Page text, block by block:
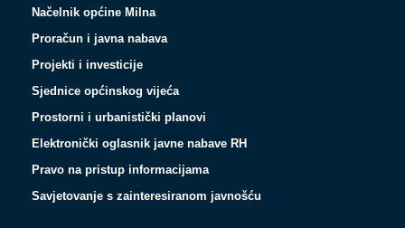
Načelnik općine Milna
Proračun i javna nabava
Projekti i investicije
Sjednice općinskog vijeća
Prostorni i urbanistički planovi
Elektronički oglasnik javne nabave RH
Pravo na pristup informacijama
Savjetovanje s zainteresiranom javnošću